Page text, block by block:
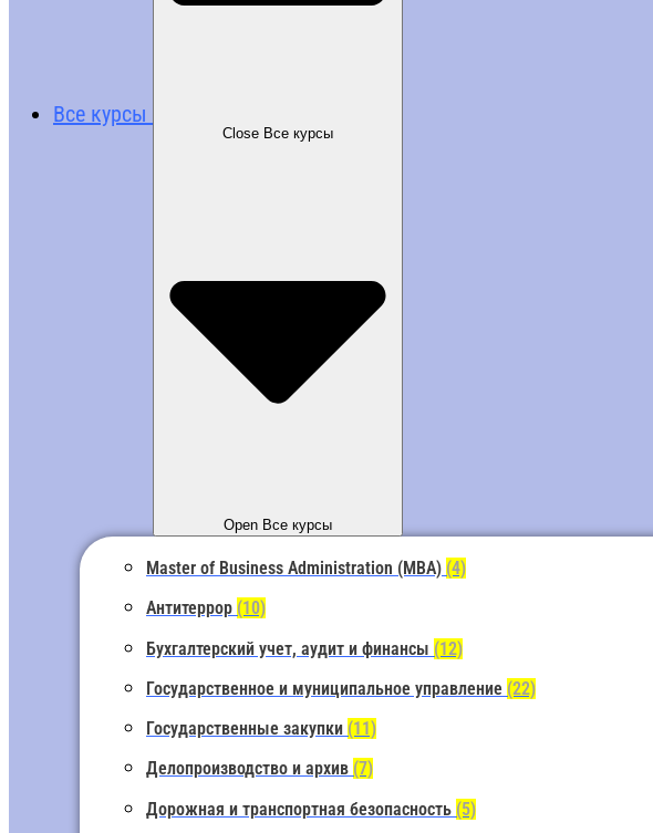
Все курсы
Close Все курсы
Open Все курсы
Master of Business Administration (MBA) (4)
Антитеррор (10)
Бухгалтерский учет, аудит и финансы (12)
Государственное и муниципальное управление (22)
Государственные закупки (11)
Делопроизводство и архив (7)
Дорожная и транспортная безопасность (5)